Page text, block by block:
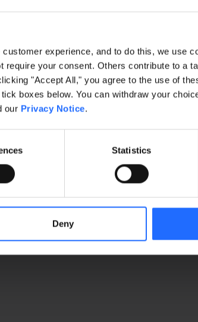
experience, and to do this, we use
your consent. Others contribute to a
"Accept All," you agree to the use of
boxes below. You can withdraw your
our Privacy Notice.
Statistics
Deny
EN M'ABONNANT, J'ACCEPTE QUE
MOMENT ET GRATUITEMENT. EN
THIS SITE IS PROTECTED BY
QUI SOMMES-NOUS ?
Comment ça fonctionne
À propos de nous